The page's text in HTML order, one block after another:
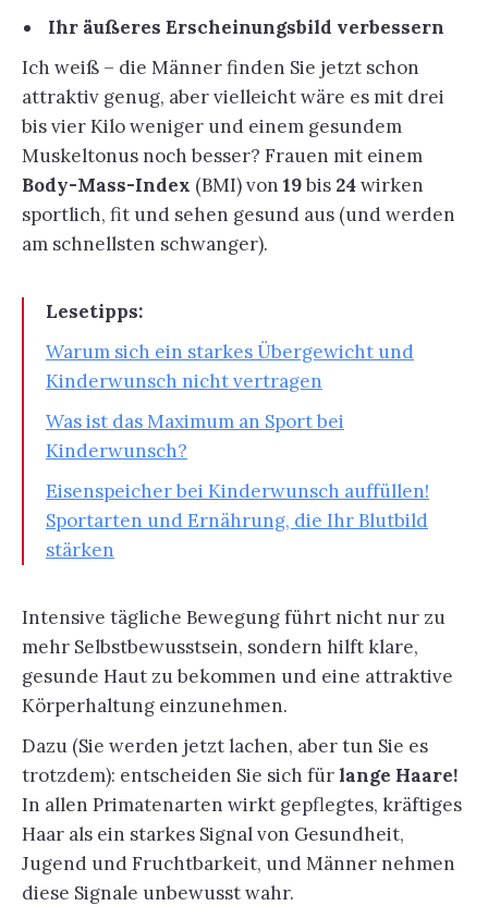
Ihr äußeres Erscheinungsbild verbessern
Ich weiß – die Männer finden Sie jetzt schon
attraktiv genug, aber vielleicht wäre es mit drei
bis vier Kilo weniger und einem gesundem
Muskeltonus noch besser? Frauen mit einem
Body-Mass-Index (BMI) von 19bis 24wirken
sportlich, fit und sehen gesund aus (und werden
am schnellsten schwanger).
Lesetipps:
Warum sich ein starkes Übergewicht und
Kinderwunsch nicht vertragen
Was ist das Maximum an Sport bei
Kinderwunsch?
Eisenspeicher bei Kinderwunsch auffüllen!
Sportarten und Ernährung, die Ihr Blutbild
stärken
Intensive tägliche Bewegung führt nicht nur zu
mehr Selbstbewusstsein, sondern hilft klare,
gesunde Haut zu bekommen und eine attraktive
Körperhaltung einzunehmen.
Dazu (Sie werden jetzt lachen, aber tun Sie es
trotzdem): entscheiden Sie sich für lange Haare!
In allen Primatenarten wirkt gepflegtes, kräftiges
Haar als ein starkes Signal von Gesundheit,
Jugend und Fruchtbarkeit, und Männer nehmen
diese Signale unbewusst wahr.